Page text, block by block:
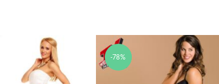
-78%